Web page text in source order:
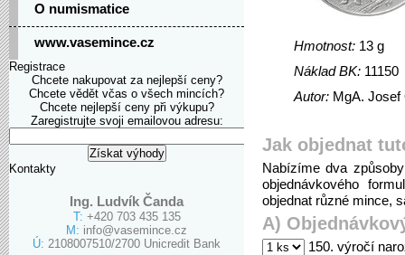
O numismatice
www.vasemince.cz
Registrace
Chcete nakupovat za nejlepší ceny?
Chcete vědět včas o všech mincích?
Chcete nejlepší ceny při výkupu?
Zaregistrujte svoji emailovou adresu:
Kontakty
Ing. Ludvík Čanda
T: +420 703 435 135
M: info@vasemince.cz
Ú: 2108007510/2700 Unicredit Bank
Hmotnost: 13 g
Náklad BK: 11150
Autor: MgA. Josef
Jak objednat
Nabízíme dva
objednávkového
objednat různé mince,
A)
150. výročí